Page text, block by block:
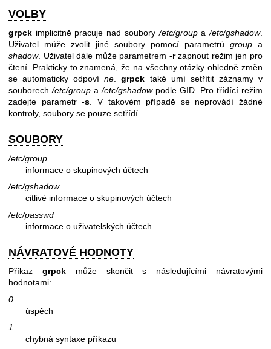
VOLBY
grpck implicitně pracuje nad soubory/etc/groupa/etc/gshadow.
Uživatel může zvolit jiné soubory pomocí parametrů group a
shadow. Uživatel dále může parametrem -rzapnout režim jen pro
čtení. Prakticky to znamená, že na všechny otázky ohledně změn
se automaticky odpovíne.grpck také umí setřítit záznamy v
souborech/etc/group a/etc/gshadowpodle GID. Pro třídící režim
zadejte parametr-s. V takovém případě se neprovádí žádné
kontroly, soubory se pouze setřídí.
SOUBORY
/etc/group
informace o skupinových účtech
/etc/gshadow
citlivé informace o skupinových účtech
/etc/passwd
informace o uživatelských účtech
NÁVRATOVÉ HODNOTY
Příkaz grpckmůže skončit s následujícími návratovými
hodnotami:
0
úspěch
1
chybná syntaxe příkazu